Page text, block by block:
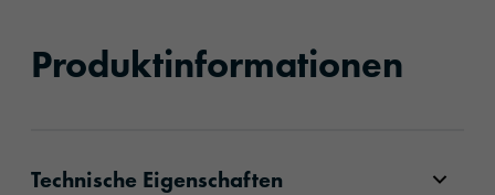
Produktinformationen
Technische Eigenschaften